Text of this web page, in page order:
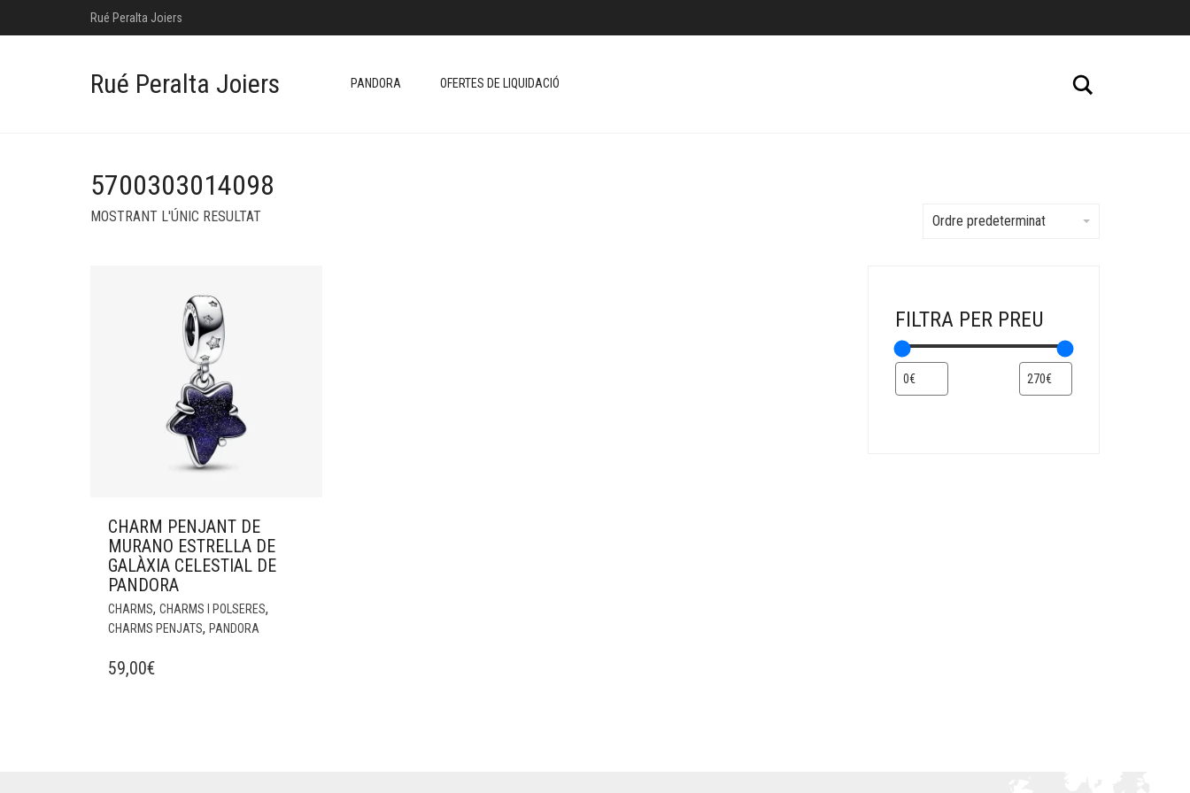
Rué Peralta Joiers
Rué Peralta Joiers PANDORA OFERTES DE LIQUIDACIÓ
5700303014098
MOSTRANT L'ÚNIC RESULTAT Ordre predeterminat
CHARM PENJANT DE
MURANO ESTRELLA DE
GALÀXIA CELESTIAL DE
PANDORA
CHARMS, CHARMS I POLSERES,
CHARMS PENJATS, PANDORA
59,00€
FILTRA PER PREU